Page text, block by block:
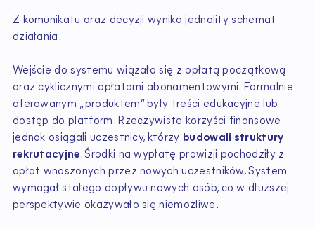
Z komunikatu oraz decyzji wynika jednolity schemat
działania.
Wejście do systemu wiązało się z opłatą początkową
oraz cyklicznymi opłatami abonamentowymi. Formalnie
oferowanym „produktem” były treści edukacyjne lub
dostęp do platform. Rzeczywiste korzyści finansowe
jednak osiągali uczestnicy, którzy budowali struktury
rekrutacyjne. Środki na wypłatę prowizji pochodziły z
opłat wnoszonych przez nowych uczestników. System
wymagał stałego dopływu nowych osób, co w dłuższej
perspektywie okazywało się niemożliwe.